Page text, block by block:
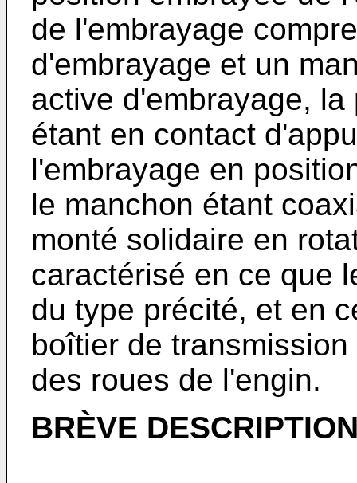
de l'embrayage
d'embrayage et un
active d'embrayage,
étant en contact
l'embrayage en
le manchon étant
monté solidaire en
caractérisé en ce que
du type précité, et en
boîtier de
des roues de l'engin.
BRÈVE